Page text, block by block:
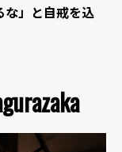
な」と自戒を込